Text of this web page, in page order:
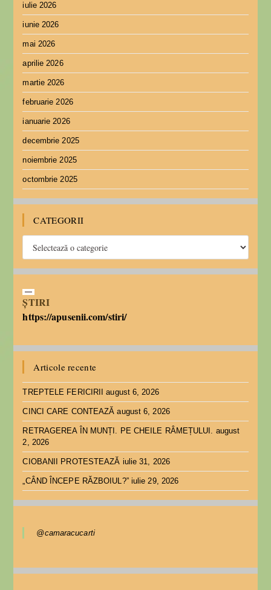
iulie 2026
iunie 2026
mai 2026
aprilie 2026
martie 2026
februarie 2026
ianuarie 2026
decembrie 2025
noiembrie 2025
octombrie 2025
CATEGORII
ȘTIRI
https://apusenii.com/stiri/
Articole recente
TREPTELE FERICIRII august 6, 2026
CINCI CARE CONTEAZĂ august 6, 2026
RETRAGEREA ÎN MUNȚI. PE CHEILE RÂMEȚULUI. august
2, 2026
CIOBANII PROTESTEAZĂ iulie 31, 2026
„CÂND ÎNCEPE RĂZBOIUL?” iulie 29, 2026
@camaracucarti